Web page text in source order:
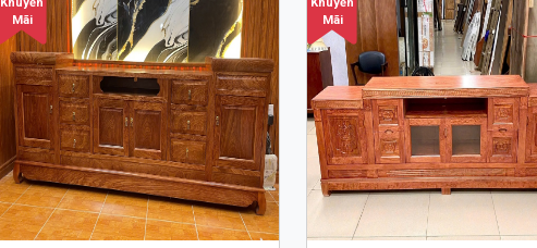
Mãi
Mãi